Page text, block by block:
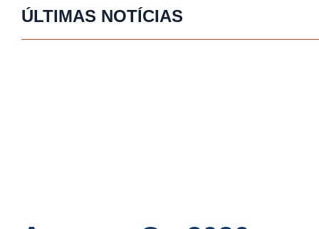
ÚLTIMAS NOTÍCIAS